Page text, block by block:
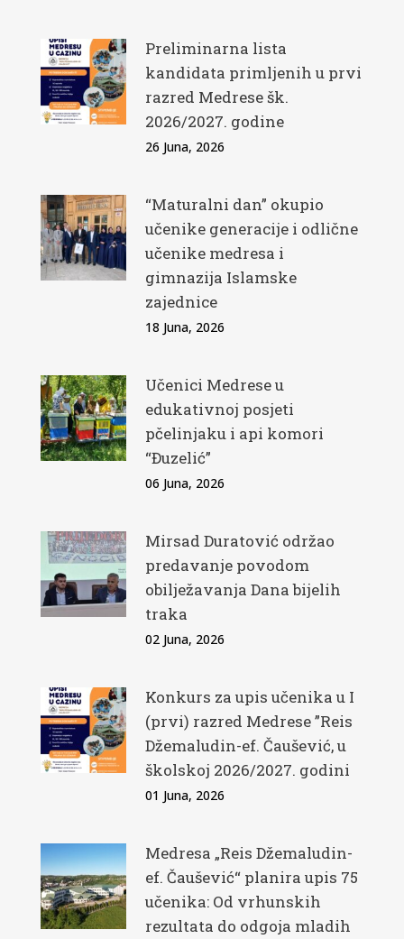
Preliminarna lista
kandidata primljenih u prvi
razred Medrese šk.
2026/2027. godine
26 Juna, 2026
“Maturalni dan” okupio
učenike generacije i odlične
učenike medresa i
gimnazija Islamske
zajednice
18 Juna, 2026
Učenici Medrese u
edukativnoj posjeti
pčelinjaku i api komori
“Đuzelić”
06 Juna, 2026
Mirsad Duratović održao
predavanje povodom
obilježavanja Dana bijelih
traka
02 Juna, 2026
Konkurs za upis učenika u I
(prvi) razred Medrese ”Reis
Džemaludin-ef. Čaušević, u
školskoj 2026/2027. godini
01 Juna, 2026
Medresa „Reis Džemaludin-
ef. Čaušević“ planira upis 75
učenika: Od vrhunskih
rezultata do odgoja mladih